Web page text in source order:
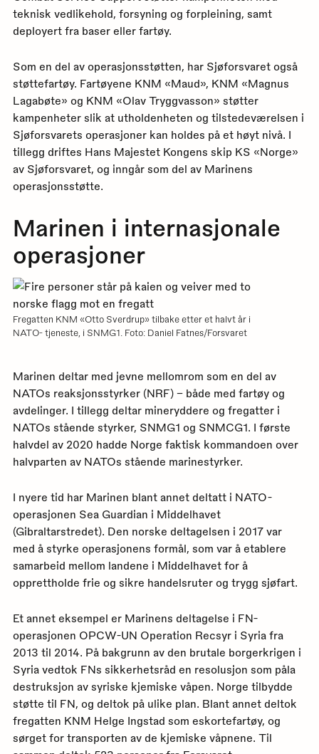
teknisk vedlikehold, forsyning og forpleining, samt
deployert fra baser eller fartøy.
Som en del av operasjonsstøtten, har Sjøforsvaret også
støttefartøy. Fartøyene KNM «Maud», KNM «Magnus
Lagabøte» og KNM «Olav Tryggvasson» støtter
kampenheter slik at utholdenheten og tilstedeværelsen i
Sjøforsvarets operasjoner kan holdes på et høyt nivå. I
tillegg driftes Hans Majestet Kongens skip KS «Norge»
av Sjøforsvaret, og inngår som del av Marinens
operasjonsstøtte.
Marinen i internasjonale
operasjoner
Fregatten KNM «Otto Sverdrup» tilbake etter et halvt år i
NATO- tjeneste, i SNMG1. Foto: Daniel Fatnes/Forsvaret
Marinen deltar med jevne mellomrom som en del av
NATOs reaksjonsstyrker (NRF) – både med fartøy og
avdelinger. I tillegg deltar mineryddere og fregatter i
NATOs stående styrker, SNMG1 og SNMCG1. I første
halvdel av 2020 hadde Norge faktisk kommandoen over
halvparten av NATOs stående marinestyrker.
I nyere tid har Marinen blant annet deltatt i NATO-
operasjonen Sea Guardian i Middelhavet
(Gibraltarstredet). Den norske deltagelsen i 2017 var
med å styrke operasjonens formål, som var å etablere
samarbeid mellom landene i Middelhavet for å
opprettholde frie og sikre handelsruter og trygg sjøfart.
Et annet eksempel er Marinens deltagelse i FN-
operasjonen OPCW-UN Operation Recsyr i Syria fra
2013 til 2014. På bakgrunn av den brutale borgerkrigen i
Syria vedtok FNs sikkerhetsråd en resolusjon som påla
destruksjon av syriske kjemiske våpen. Norge tilbydde
støtte til FN, og deltok på ulike plan. Blant annet deltok
fregatten KNM Helge Ingstad som eskortefartøy, og
sørget for transporten av de kjemiske våpnene. Til